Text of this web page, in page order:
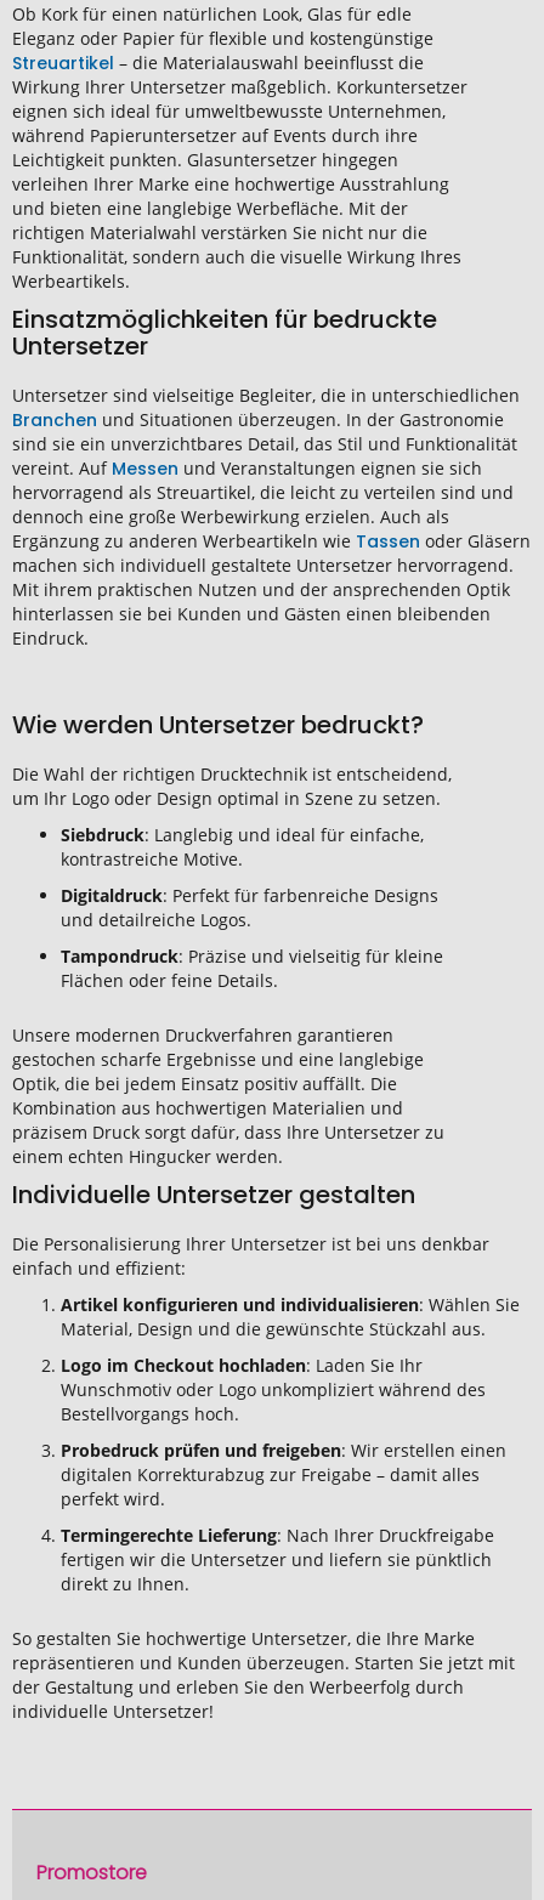
Ob Kork für einen natürlichen Look, Glas für edle
Eleganz oder Papier für flexible und kostengünstige
Streuartikel – die Materialauswahl beeinflusst die
Wirkung Ihrer Untersetzer maßgeblich. Korkuntersetzer
eignen sich ideal für umweltbewusste Unternehmen,
während Papieruntersetzer auf Events durch ihre
Leichtigkeit punkten. Glasuntersetzer hingegen
verleihen Ihrer Marke eine hochwertige Ausstrahlung
und bieten eine langlebige Werbefläche. Mit der
richtigen Materialwahl verstärken Sie nicht nur die
Funktionalität, sondern auch die visuelle Wirkung Ihres
Werbeartikels.
Einsatzmöglichkeiten für bedruckte
Untersetzer
Untersetzer sind vielseitige Begleiter, die in unterschiedlichen
Branchen und Situationen überzeugen. In der Gastronomie
sind sie ein unverzichtbares Detail, das Stil und Funktionalität
vereint. Auf Messen und Veranstaltungen eignen sie sich
hervorragend als Streuartikel, die leicht zu verteilen sind und
dennoch eine große Werbewirkung erzielen. Auch als
Ergänzung zu anderen Werbeartikeln wie Tassen oder Gläsern
machen sich individuell gestaltete Untersetzer hervorragend.
Mit ihrem praktischen Nutzen und der ansprechenden Optik
hinterlassen sie bei Kunden und Gästen einen bleibenden
Eindruck.
Wie werden Untersetzer bedruckt?
Die Wahl der richtigen Drucktechnik ist entscheidend,
um Ihr Logo oder Design optimal in Szene zu setzen.
Siebdruck: Langlebig und ideal für einfache,
kontrastreiche Motive.
Digitaldruck: Perfekt für farbenreiche Designs
und detailreiche Logos.
Tampondruck: Präzise und vielseitig für kleine
Flächen oder feine Details.
Unsere modernen Druckverfahren garantieren
gestochen scharfe Ergebnisse und eine langlebige
Optik, die bei jedem Einsatz positiv auffällt. Die
Kombination aus hochwertigen Materialien und
präzisem Druck sorgt dafür, dass Ihre Untersetzer zu
einem echten Hingucker werden.
Individuelle Untersetzer gestalten
Die Personalisierung Ihrer Untersetzer ist bei uns denkbar
einfach und effizient:
Artikel konfigurieren und individualisieren: Wählen Sie
Material, Design und die gewünschte Stückzahl aus.
Logo im Checkout hochladen: Laden Sie Ihr
Wunschmotiv oder Logo unkompliziert während des
Bestellvorgangs hoch.
Probedruck prüfen und freigeben: Wir erstellen einen
digitalen Korrekturabzug zur Freigabe – damit alles
perfekt wird.
Termingerechte Lieferung: Nach Ihrer Druckfreigabe
fertigen wir die Untersetzer und liefern sie pünktlich
direkt zu Ihnen.
So gestalten Sie hochwertige Untersetzer, die Ihre Marke
repräsentieren und Kunden überzeugen. Starten Sie jetzt mit
der Gestaltung und erleben Sie den Werbeerfolg durch
individuelle Untersetzer!
Promostore